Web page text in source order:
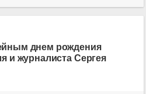
днем рождения
и журналиста Сергея